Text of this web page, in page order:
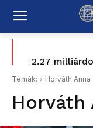
2,27
Mészároshoz
Baka Andrást
Témák: Horváth Anna
Horváth